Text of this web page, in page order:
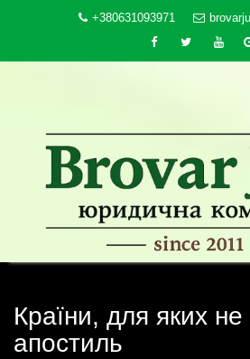
+380631093971
Країни, для яких не
апостиль